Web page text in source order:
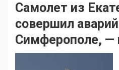
Самолет из
совершил
Симферополе, —